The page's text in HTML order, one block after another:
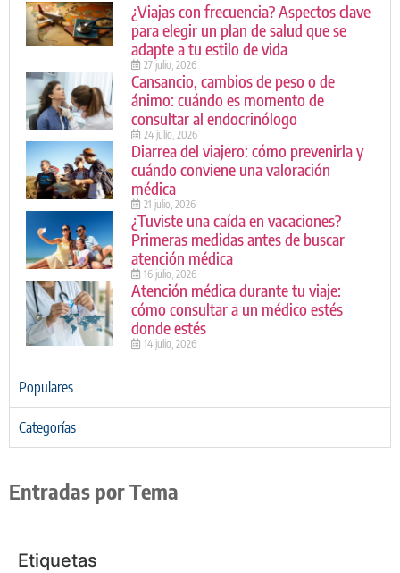
¿Viajas con frecuencia? Aspectos clave
para elegir un plan de salud que se
adapte a tu estilo de vida
27 julio, 2026
Cansancio, cambios de peso o de
ánimo: cuándo es momento de
consultar al endocrinólogo
24 julio, 2026
Diarrea del viajero: cómo prevenirla y
cuándo conviene una valoración
médica
21 julio, 2026
¿Tuviste una caída en vacaciones?
Primeras medidas antes de buscar
atención médica
16 julio, 2026
Atención médica durante tu viaje:
cómo consultar a un médico estés
donde estés
14 julio, 2026
Populares
Categorías
Entradas por Tema
Etiquetas